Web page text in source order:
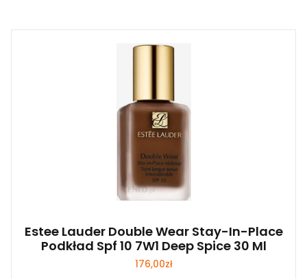
Estee Lauder Double Wear Stay-In-Place
Podkład Spf 10 7W1 Deep Spice 30 Ml
176,00zł